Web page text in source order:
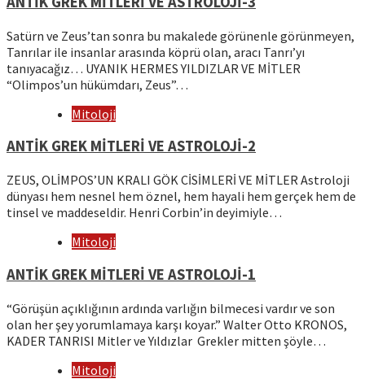
Satürn ve Zeus’tan sonra bu makalede görünenle görünmeyen,
Tanrılar ile insanlar arasında köprü olan, aracı Tanrı’yı
tanıyacağız… UYANIK HERMES YILDIZLAR VE MİTLER
“Olimpos’un hükümdarı, Zeus”…
Mitoloji
ANTİK GREK MİTLERİ VE ASTROLOJİ-2
ZEUS, OLİMPOS’UN KRALI GÖK CİSİMLERİ VE MİTLER Astroloji
dünyası hem nesnel hem öznel, hem hayali hem gerçek hem de
tinsel ve maddeseldir. Henri Corbin’in deyimiyle…
Mitoloji
ANTİK GREK MİTLERİ VE ASTROLOJİ-1
“Görüşün açıklığının ardında varlığın bilmecesi vardır ve son
olan her şey yorumlamaya karşı koyar.” Walter Otto KRONOS,
KADER TANRISI Mitler ve Yıldızlar Grekler mitten şöyle…
Mitoloji